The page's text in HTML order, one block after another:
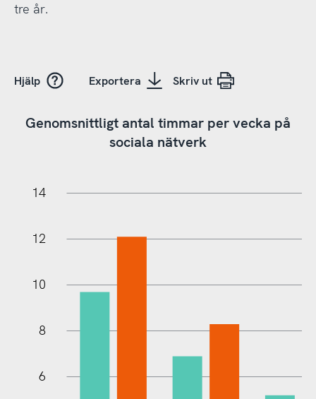
tre år.
Hjälp Exportera Skriv ut
Genomsnittligt antal timmar per vecka på
sociala nätverk
14
12
10
8
6